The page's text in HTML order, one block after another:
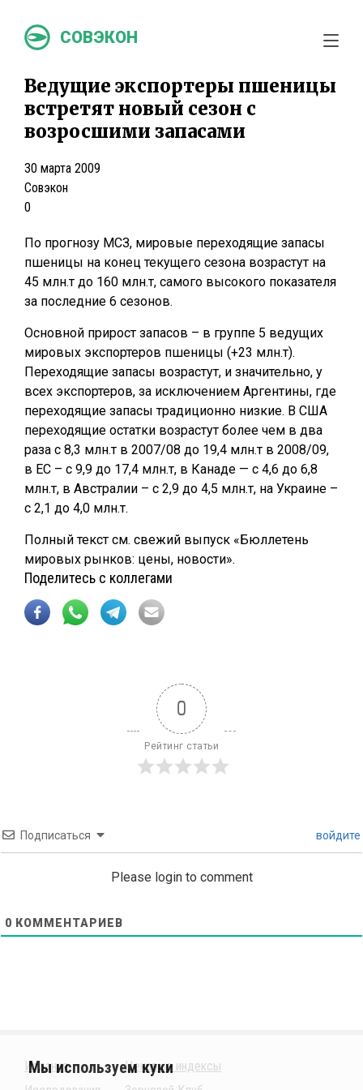
СОВЭКОН
Ведущие экспортеры пшеницы
встретят новый сезон с
возросшими запасами
30 марта 2009
Совэкон
0
По прогнозу МСЗ, мировые переходящие запасы
пшеницы на конец текущего сезона возрастут на
45 млн.т до 160 млн.т, самого высокого показателя
за последние 6 сезонов.
Основной прирост запасов – в группе 5 ведущих
мировых экспортеров пшеницы (+23 млн.т).
Переходящие запасы возрастут, и значительно, у
всех экспортеров, за исключением Аргентины, где
переходящие запасы традиционно низкие. В США
переходящие остатки возрастут более чем в два
раза с 8,3 млн.т в 2007/08 до 19,4 млн.т в 2008/09,
в ЕС – с 9,9 до 17,4 млн.т, в Канаде — с 4,6 до 6,8
млн.т, в Австралии – с 2,9 до 4,5 млн.т, на Украине –
с 2,1 до 4,0 млн.т.
Полный текст см. свежий выпуск «Бюллетень
мировых рынков: цены, новости».
Поделитесь с коллегами
0
Рейтинг статьи
Подписаться войдите
Please login to comment
0 КОММЕНТАРИЕВ
Издания
Ценовые индексы